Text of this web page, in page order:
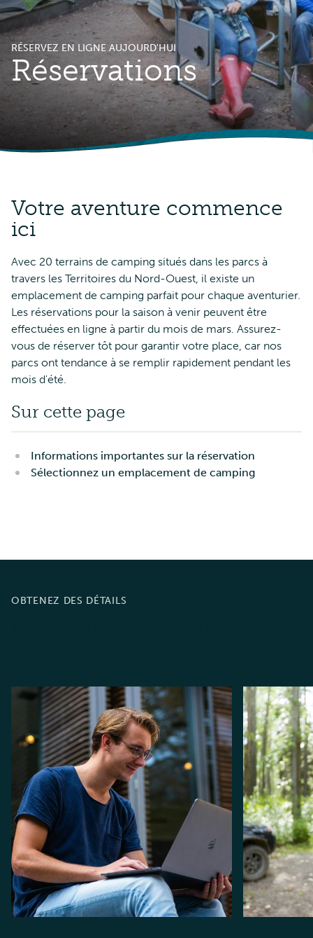
RÉSERVEZ EN LIGNE AUJOURD'HUI
Réservations
Votre aventure commence
ici
Avec 20 terrains de camping situés dans les parcs à
travers les Territoires du Nord-Ouest, il existe un
emplacement de camping parfait pour chaque aventurier.
Les réservations pour la saison à venir peuvent être
effectuées en ligne à partir du mois de mars. Assurez-
vous de réserver tôt pour garantir votre place, car nos
parcs ont tendance à se remplir rapidement pendant les
mois d'été.
Sur cette page
Informations importantes sur la réservation
Sélectionnez un emplacement de camping
OBTENEZ DES DÉTAILS